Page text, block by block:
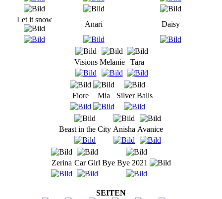
Let it snow
Anari Daisy
Visions Melanie Tara
Fiore Mia Silver Balls
Beast in the City Anisha Avanice
Zerina Car Girl Bye Bye 2021
SEITEN